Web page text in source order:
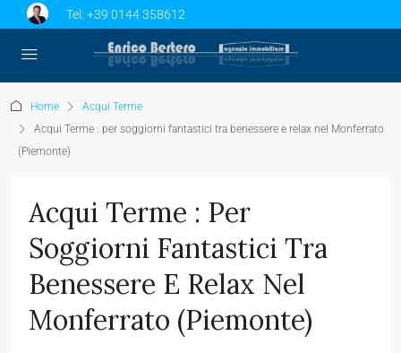
Tel: +39 0144 358612
Home
Acqui Terme
Acqui Terme : per soggiorni fantastici tra benessere e relax nel Monferrato
(Piemonte)
Acqui Terme : Per
Soggiorni Fantastici Tra
Benessere E Relax Nel
Monferrato (Piemonte)